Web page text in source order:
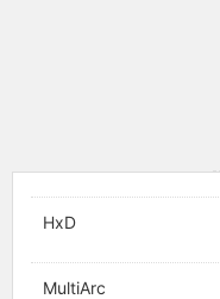
HxD
MultiArc